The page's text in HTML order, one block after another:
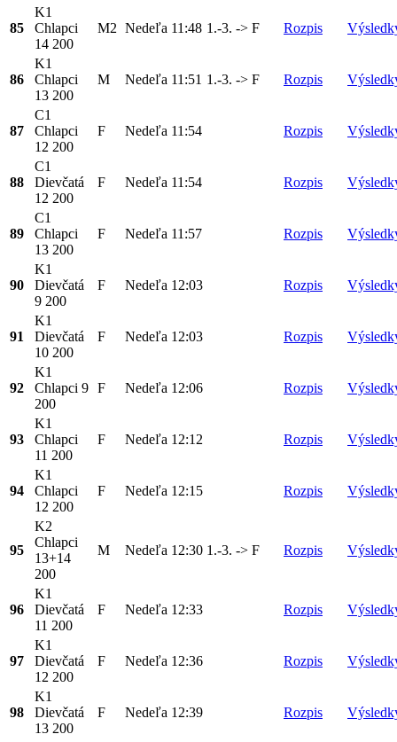
85
K1
Chlapci
14 200
M2 Nedeľa 11:48 1.-3. -> F Rozpis
86
K1
Chlapci
13 200
M Nedeľa 11:51 1.-3. -> F Rozpis
87
C1
Chlapci
12 200
F Nedeľa 11:54 Rozpis
88
C1
Dievčatá
12 200
F Nedeľa 11:54 Rozpis
89
C1
Chlapci
13 200
F Nedeľa 11:57 Rozpis
90
K1
Dievčatá
9 200
F Nedeľa 12:03 Rozpis
91
K1
Dievčatá
10 200
F Nedeľa 12:03 Rozpis
92
K1
Chlapci 9
200
F Nedeľa 12:06 Rozpis
93
K1
Chlapci
11 200
F Nedeľa 12:12 Rozpis
94
K1
Chlapci
12 200
F Nedeľa 12:15 Rozpis
95
K2
Chlapci
13+14
200
M Nedeľa 12:30 1.-3. -> F Rozpis
96
K1
Dievčatá
11 200
F Nedeľa 12:33 Rozpis
97
K1
Dievčatá
12 200
F Nedeľa 12:36 Rozpis
98
K1
Dievčatá
13 200
F Nedeľa 12:39 Rozpis